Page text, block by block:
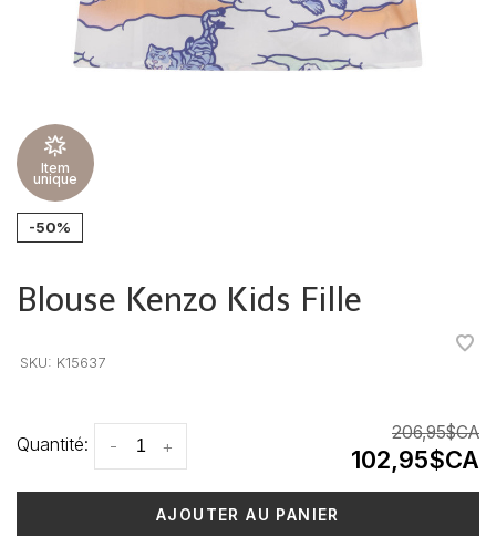
Item
unique
-50%
Blouse Kenzo Kids Fille
SKU: K15637
Quantité: +
-
206,95$CA
102,95$CA
AJOUTER AU PANIER